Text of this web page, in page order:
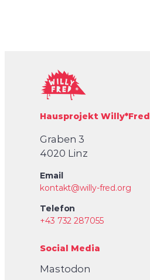
Hausprojekt Willy*Fred
Graben 3
4020 Linz
Email
kontakt@willy-fred.org
Telefon
+43 732 287055
Social Media
Mastodon